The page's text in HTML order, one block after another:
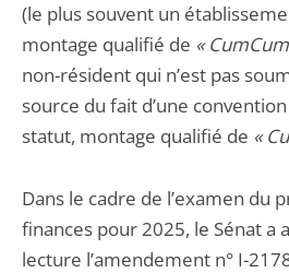
(le plus souvent un
montage qualifié de «
non-résident qui n’est pas
source du fait d’une
statut, montage qualifié de «
Dans le cadre de l’examen du
finances pour 2025, le Sénat a
lecture l’amendement n° I-